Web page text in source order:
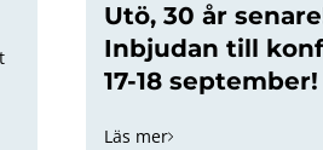
Utö, 30 år
Inbjudan till
17-18 september!
Läs mer